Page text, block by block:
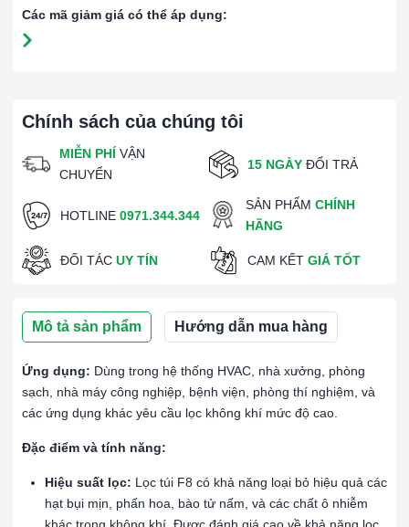
Chính sách của chúng tôi
MIỄN PHÍ VẬN
CHUYỂN
15 NGÀY ĐỔI TRẢ
HOTLINE 0971.344.344
SẢN PHẨMCHÍNH
HÃNG
ĐỐI TÁC UY TÍN CAM KẾT GIÁ TỐT
Mô tả sản phẩm Hướng dẫn mua hàng
Ứng dụng: Dùng trong hệ thống HVAC, nhà xưởng, phòng
sạch, nhà máy công nghiệp, bệnh viện, phòng thí nghiệm, và
các ứng dụng khác yêu cầu lọc không khí mức độ cao.
Đặc điểm và tính năng:
Hiệu suất lọc: Lọc túi F8 có khả năng loại bỏ hiệu quả các
hạt bụi mịn, phấn hoa, bào tử nấm, và các chất ô nhiễm
Các mã giảm giá có thể áp dụng: